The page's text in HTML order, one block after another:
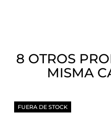
8 OTROS
MISMA
FUERA DE STOCK